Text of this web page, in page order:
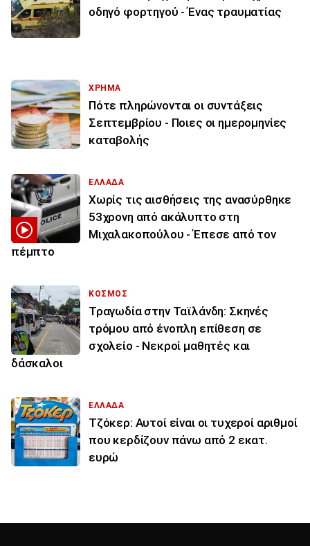
οδηγό φορτηγού - Ένας τραυματίας
ΧΡΗΜΑ
Πότε πληρώνονται οι συντάξεις
Σεπτεμβρίου - Ποιες οι ημερομηνίες
καταβολής
ΕΛΛΑΔΑ
Χωρίς τις αισθήσεις της ανασύρθηκε
53χρονη από ακάλυπτο στη
Μιχαλακοπούλου - Έπεσε από τον
πέμπτο
ΚΟΣΜΟΣ
Τραγωδία στην Ταϊλάνδη: Σκηνές
τρόμου από ένοπλη επίθεση σε
σχολείο - Νεκροί μαθητές και
δάσκαλοι
ΕΛΛΑΔΑ
Τζόκερ: Αυτοί είναι οι τυχεροί αριθμοί
που κερδίζουν πάνω από 2 εκατ.
ευρώ